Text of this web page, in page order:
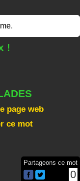
!
page web
ce mot
Partageons ce mot
0